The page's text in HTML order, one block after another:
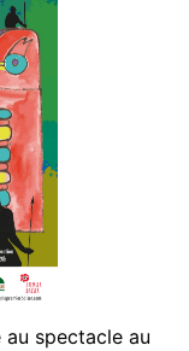
au spectacle au